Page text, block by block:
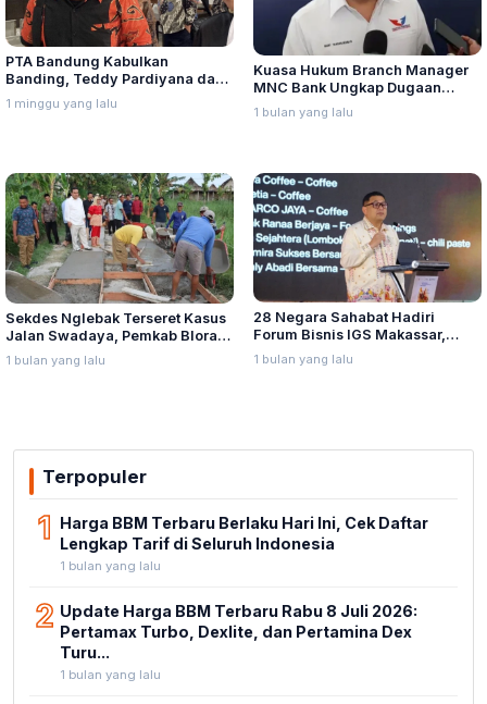
PTA Bandung Kabulkan
Banding, Teddy Pardiyana dan
Bintang Ditetapkan Ahli Waris
Lina Jubaedah
1 minggu yang lalu
Kuasa Hukum Branch Manager
MNC Bank Ungkap Dugaan
Penganiayaan oleh Hary Tanoe
di MNC Towe
1 bulan yang lalu
Sekdes Nglebak Terseret Kasus
Jalan Swadaya, Pemkab Blora
Sebut Pendampingan Hukum
Bukan Kewenangannya
1 bulan yang lalu
28 Negara Sahabat Hadiri
Forum Bisnis IGS Makassar,
Munafri Tawarkan Investasi
Stadion Untia
1 bulan yang lalu
Terpopuler
1 Harga BBM Terbaru Berlaku Hari Ini, Cek Daftar
Lengkap Tarif di Seluruh Indonesia
1 bulan yang lalu
2 Update Harga BBM Terbaru Rabu 8 Juli 2026:
Pertamax Turbo, Dexlite, dan Pertamina Dex
Turu...
1 bulan yang lalu